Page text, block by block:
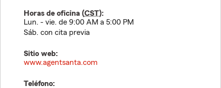
Horas de oficina (CST):
Lun. - vie. de 9:00 AM a 5:00 PM
Sáb. con cita previa
Sitio web:
www.agentsanta.com
Teléfono: